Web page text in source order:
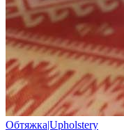
Обтяжка|Upholstery